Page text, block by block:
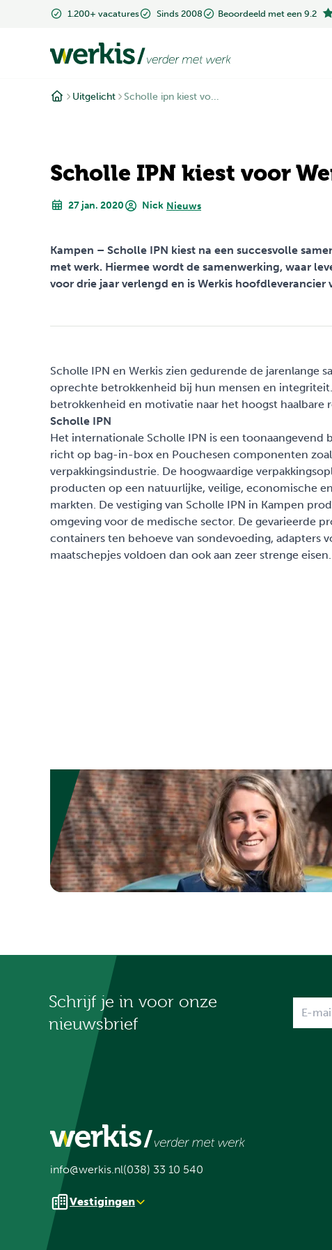
1.200+ vacatures Sinds 2008 Beoordeeld met een 9.2
Uitgelicht Scholle ipn kiest vo...
Scholle IPN kiest voor
27 jan. 2020 Nick Nieuws
Kampen – Scholle IPN kiest na een succesvolle
met werk. Hiermee wordt de samenwerking, waar
voor drie jaar verlengd en is Werkis hoofdleverancier
Scholle IPN en Werkis zien gedurende de jarenlange
oprechte betrokkenheid bij hun mensen en
betrokkenheid en motivatie naar het hoogst haalbare
Scholle IPN
Het internationale Scholle IPN is een
richt op bag-in-box en Pouchesen componenten
verpakkingsindustrie. De hoogwaardige
producten op een natuurlijke, veilige, economische
markten. De vestiging van Scholle IPN in Kampen
omgeving voor de medische sector. De gevarieerde
containers ten behoeve van sondevoeding, adapters
maatschepjes voldoen dan ook aan zeer strenge eisen.
Schrijf je in voor onze
nieuwsbrief
info@werkis.nl(038) 33 10 540
Vestigingen